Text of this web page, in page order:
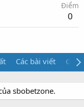
Điểm
0
Các bài viết Giới
sbobetzone.